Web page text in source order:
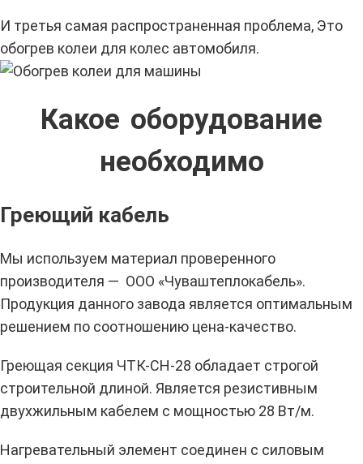
И третья самая распространенная проблема, Это
обогрев колеи для колес автомобиля.
Какое оборудование
необходимо
Греющий кабель
Мы используем материал проверенного
производителя — ООО «Чуваштеплокабель».
Продукция данного завода является оптимальным
решением по соотношению цена-качество.
Греющая секция ЧТК-СН-28 обладает строгой
строительной длиной. Является резистивным
двухжильным кабелем с мощностью 28 Вт/м.
Нагревательный элемент соединен с силовым